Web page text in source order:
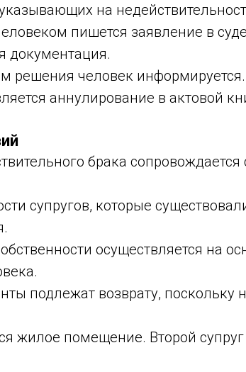
на
пишется заявление в
документация.
решения человек информируется.
аннулирование в актовой
брака
супругов, которые
осуществляется на
подлежат возврату, поскольку
жилое помещение. Второй супруг